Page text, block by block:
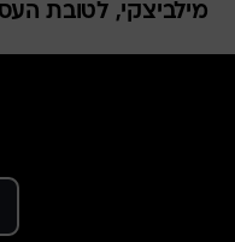
מילביצקי, לטובת